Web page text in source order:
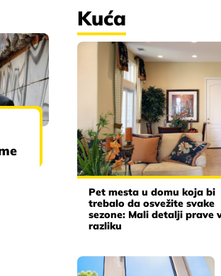
Kuća
Pet mesta u domu koja bi
trebalo da osvežite svake
sezone: Mali detalji prave
razliku